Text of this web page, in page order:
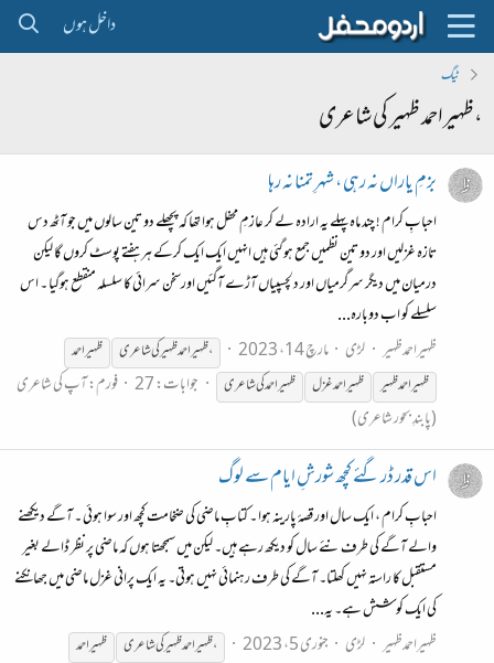
داخل ہوں
ٹیگ
،ظہیراحمد ظہیر کی شاعری
بزمِ یاراں نہ رہی ، شہرِ تمنا نہ رہا
احبابِ کرام ! چند ماہ پہلے یہ ارادہ لے کر عازمِ محفل ہوا تھا کہ پچھلے دو تین سالوں میں جو آٹھ دس
تازہ غزلیں اور دو تین نظمیں جمع ہوگئی ہیں انہیں ایک ایک کرکے ہر ہفتے پوسٹ کروں گا لیکن
درمیان میں دیگر سرگرمیاں اور دلچسپیاں آڑے آگئیں اورسخن سرائی کا سلسلہ منقطع ہوگیا ۔ اس
سلسلے کو اب دوبارہ...
ظہیراحمدظہیر لڑی مارچ 14، 2023 ،ظہیراحمدظہیرکیشاعری ظہیراحمد
ظہیراحمدظہیر ظہیراحمد غزل ظہیراحمدکیشاعری جوابات: 27 فورم:آپ کی شاعری
(پابندِ بحور شاعری)
اس قدر ڈر گئے کچھ شورشِ ایام سے لوگ
احبابِ کرام ، ایک سال اور قصۂ پارینہ ہوا ۔ کتابِ ماضی کی ضخامت کچھ اور سوا ہوئی ۔ آگے دیکھنے
والے آگے کی طرف نئے سال کو دیکھ رہے ہیں۔ لیکن میں سمجھتا ہوں کہ ماضی پر نظر ڈالے بغیر
مستقبل کا راستہ نہیں کھلتا۔ آگے کی طرف رہنمائی نہیں ہوتی۔ یہ ایک پرانی غزل ماضی میں جھانکنے
کی ایک کوشش ہے۔ یہ...
ظہیراحمدظہیر لڑی جنوری 5، 2023 ،ظہیراحمدظہیرکیشاعری ظہیراحمد